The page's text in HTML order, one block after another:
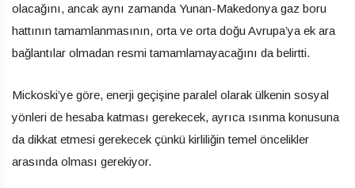
olacağını, ancak aynı zamanda Yunan-Makedonya gaz boru
hattının tamamlanmasının, orta ve orta doğu Avrupa’ya ek ara
bağlantılar olmadan resmi tamamlamayacağını da belirtti.
Mickoski’ye göre, enerji geçişine paralel olarak ülkenin sosyal
yönleri de hesaba katması gerekecek, ayrıca ısınma konusuna
da dikkat etmesi gerekecek çünkü kirliliğin temel öncelikler
arasında olması gerekiyor.